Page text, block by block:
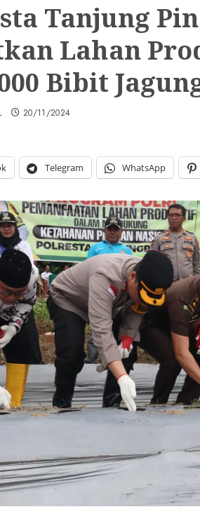
Tanjung
Lahan
Bibit
Telegram WhatsApp
20/11/2024